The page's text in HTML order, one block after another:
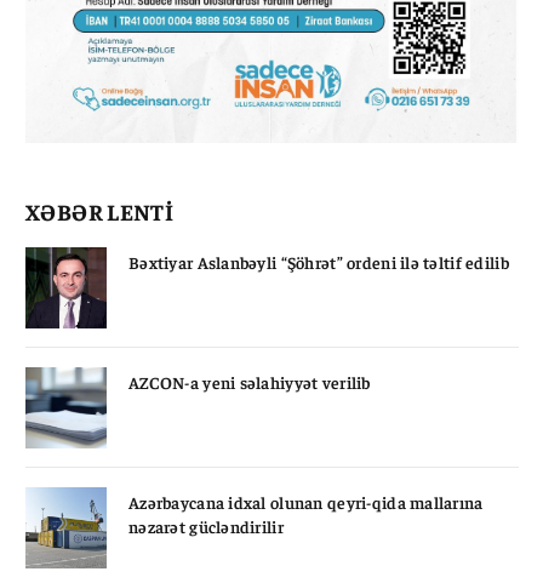
XƏBƏR LENTİ
Bəxtiyar Aslanbəyli “Şöhrət” ordeni ilə təltif edilib
AZCON-a yeni səlahiyyət verilib
Azərbaycana idxal olunan qeyri-qida mallarına
nəzarət gücləndirilir